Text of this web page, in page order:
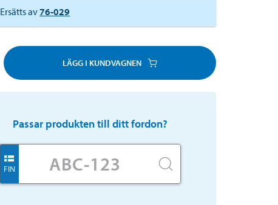
Ersätts av76-029
LÄGG I KUNDVAGNEN
Passar produkten till ditt fordon?
FIN